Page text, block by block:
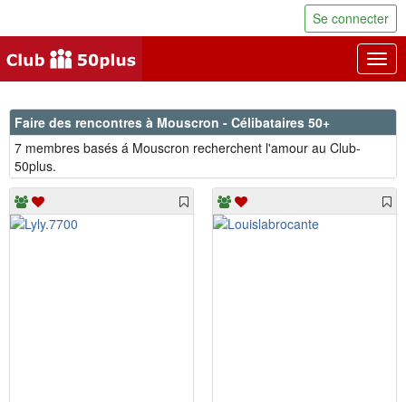
Se connecter
Faire des rencontres à Mouscron - Célibataires 50+
7 membres basés á Mouscron recherchent l'amour au Club-
50plus.